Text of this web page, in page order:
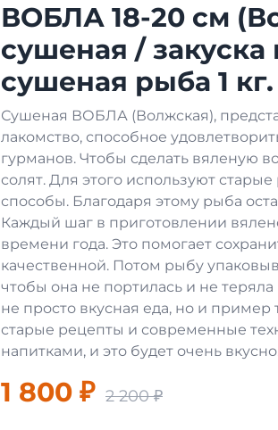
ВОБЛА 18-20 см
сушеная / закуска
сушеная рыба 1 кг.
Сушеная ВОБЛА (Волжская),
лакомство, способное
гурманов. Чтобы сделать вяленую
солят. Для этого используют
способы. Благодаря этому рыба
Каждый шаг в приготовлении
времени года. Это помогает
качественной. Потом рыбу
чтобы она не портилась и не
не просто вкусная еда, но и пример
старые рецепты и современные
напитками, и это будет очень
1 800 ₽ 2 200 ₽